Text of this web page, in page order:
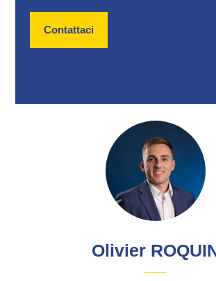
Contattaci
Olivier